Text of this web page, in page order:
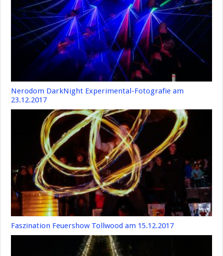
Nerodom DarkNight Experimental-Fotografie am
23.12.2017
Faszination Feuershow Tollwood am 15.12.2017